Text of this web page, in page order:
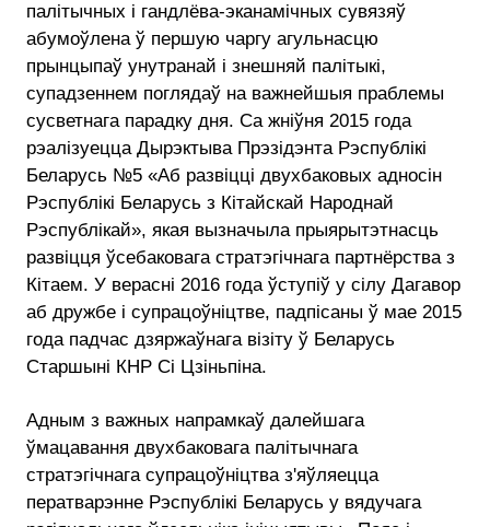
палітычных і гандлёва-эканамічных сувязяў
абумоўлена ў першую чаргу агульнасцю
прынцыпаў унутранай і знешняй палітыкі,
супадзеннем поглядаў на важнейшыя праблемы
сусветнага парадку дня. Са жніўня 2015 года
рэалізуецца Дырэктыва Прэзідэнта Рэспублікі
Беларусь №5 «Аб развіцці двухбаковых адносін
Рэспублікі Беларусь з Кітайскай Народнай
Рэспублікай», якая вызначыла прыярытэтнасць
развіцця ўсебаковага стратэгічнага партнёрства з
Кітаем. У верасні 2016 года ўступіў у сілу Дагавор
аб дружбе і супрацоўніцтве, падпісаны ў мае 2015
года падчас дзяржаўнага візіту ў Беларусь
Старшыні КНР Сі Цзіньпіна.
Адным з важных напрамкаў далейшага
ўмацавання двухбаковага палітычнага
стратэгічнага супрацоўніцтва з'яўляецца
ператварэнне Рэспублікі Беларусь у вядучага